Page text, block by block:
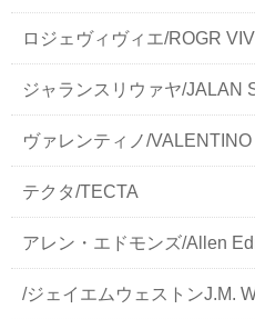
ロジェヴィヴィエ/ROGR
ジャランスリウァヤ/JALAN
ヴァレンティノ/VALENTINO
テクタ/TECTA
アレン・エドモンズ/Allen
/ジェイエムウェストンJ.M.